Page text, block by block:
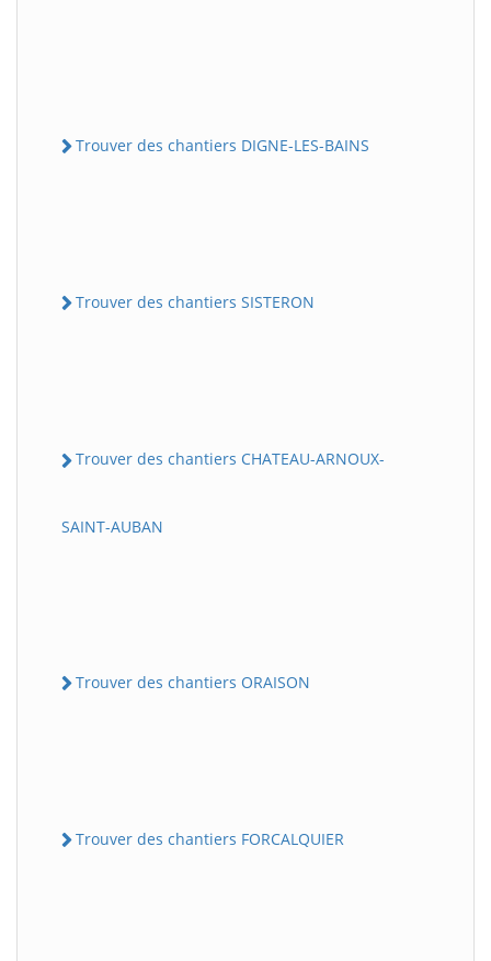
Trouver des chantiers DIGNE-LES-BAINS
Trouver des chantiers SISTERON
Trouver des chantiers CHATEAU-ARNOUX-
SAINT-AUBAN
Trouver des chantiers ORAISON
Trouver des chantiers FORCALQUIER